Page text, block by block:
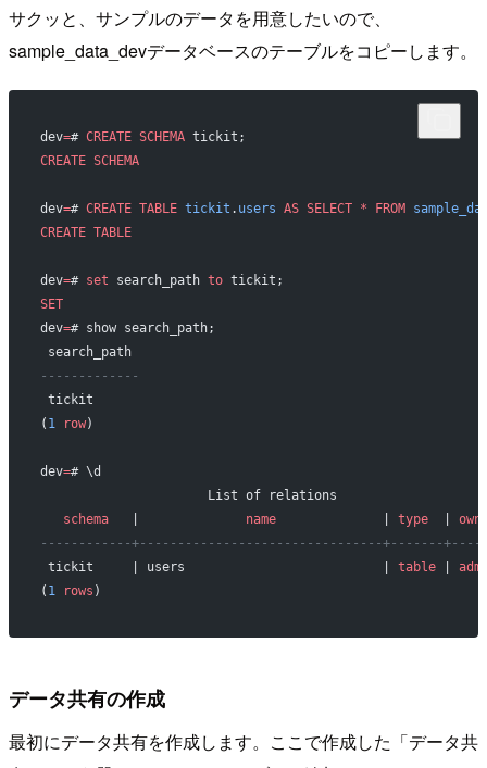
サクッと、サンプルのデータを用意したいので、
sample_data_devデータベースのテーブルをコピーします。
dev=# CREATE SCHEMA tickit;
CREATE SCHEMA
dev=# CREATE TABLE tickit . users AS SELECT * FROM
CREATE TABLE
dev=# set search_path to tickit;
SET
dev=# show search_path;
search_path
-------------
tickit
( 1 row)
dev=# \d
                      List of relations
   schema
   |
name
              |
type
  |
------------+--------------------------------+-------
tickit     | users                          | table |
( 1 rows )
データ共有の作成
最初にデータ共有を作成します。ここで作成した「データ共